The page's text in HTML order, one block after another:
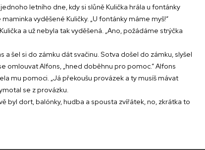
letního dne, kdy si slůně Kulička hrála u fontánky
vyděšené Kuličky. „U fontánky máme myš!“
a už nebyla tak vyděšená. „Ano, požádáme strýčka
a šel si do zámku dát svačinu. Sotva došel do zámku, slyšel
omlouvat Alfons, „hned doběhnu pro pomoc.“ Alfons
mu pomoci. „Já překoušu provázek a ty musíš mávat
se z provázku.
byl dort, balónky, hudba a spousta zvířátek, no, zkrátka to